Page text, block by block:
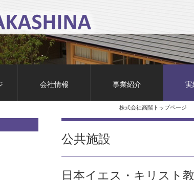
会社情報 事業紹介 実
株式会社高階トップページ
公共施設
日本イエス・キリス